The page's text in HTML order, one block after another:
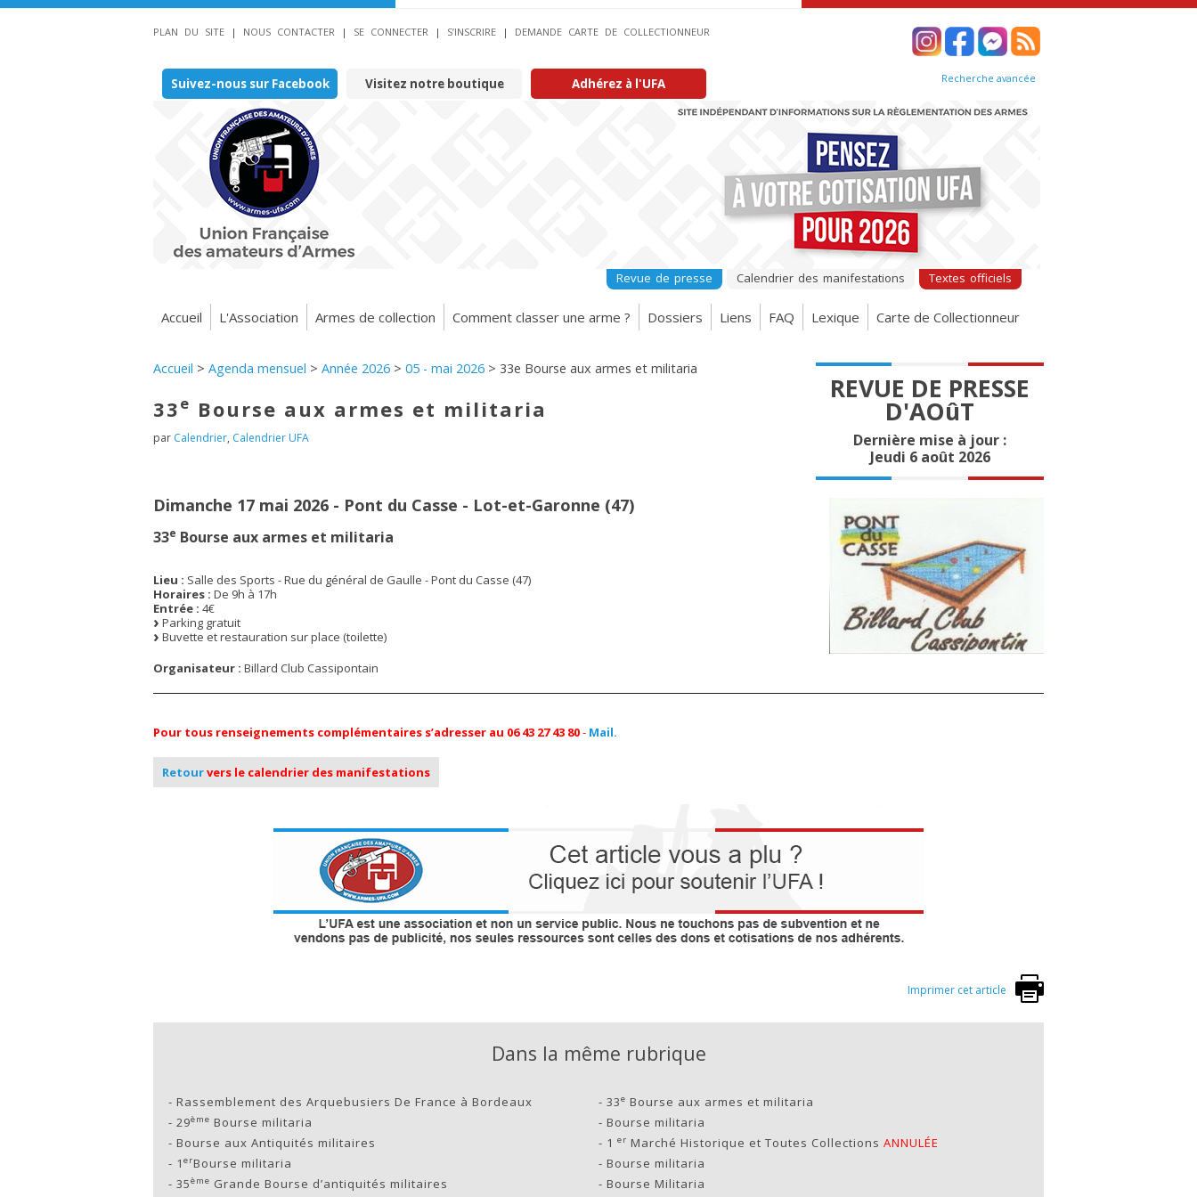
PLAN DU SITE | NOUS CONTACTER | SE CONNECTER | S’INSCRIRE | DEMANDE CARTE DE COLLECTIONNEUR
Suivez-nous sur Facebook Visitez notre boutique Adhérez à l'UFA Recherche avancée
Revue de presse Calendrier des manifestations Textes officiels
Accueil L'Association Armes de collection Comment classer une arme ? Dossiers Liens FAQ Lexique Carte de Collectionneur
REVUE DE PRESSE
D'AOûT
Dernière mise à jour :
Jeudi 6 août 2026
Accueil > Agenda mensuel > Année 2026 > 05 - mai 2026 > 33e Bourse aux armes et militaria
33e Bourse aux armes et militaria
par Calendrier, Calendrier UFA
Dimanche 17 mai 2026 - Pont du Casse - Lot-et-Garonne (47)
33e Bourse aux armes et militaria
Lieu : Salle des Sports - Rue du général de Gaulle - Pont du Casse (47)
Horaires : De 9h à 17h
Entrée : 4€
Parking gratuit
Buvette et restauration sur place (toilette)
Organisateur : Billard Club Cassipontain
Pour tous renseignements complémentaires s’adresser au 06 43 27 43 80- Mail.
Retourvers le calendrier des manifestations
Imprimer cet article
Dans la même rubrique
- Rassemblement des Arquebusiers De France à Bordeaux - 33e Bourse aux armes et militaria
- 29ème Bourse militaria - Bourse militaria
- Bourse aux Antiquités militaires - 1 er Marché Historique et Toutes Collections ANNULÉE
- 1 erBourse militaria - Bourse militaria
- 35ème Grande Bourse d’antiquités militaires - Bourse Militaria